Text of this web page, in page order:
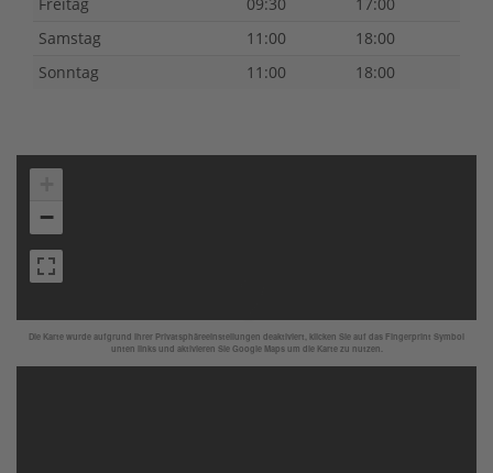
Samstag
11:00
18:00
Sonntag
11:00 18:00
Die Karte wurde aufgrund Ihrer Privatsphäreeinstellungen deaktiviert, klicken Sie auf das Fingerprint Symbol
unten links und aktivieren Sie Google Maps um die Karte zu nutzen.
−